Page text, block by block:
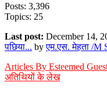
Posts: 3,396
Topics: 25
Last post: December 14,
पछिया... byएम.एस. मेहता /M
Articles By Esteemed
अतिथियों के लेख